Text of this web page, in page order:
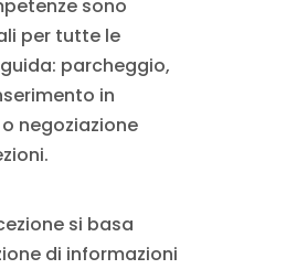
sono
per tutte le
parcheggio,
in
negoziazione
si basa
di informazioni